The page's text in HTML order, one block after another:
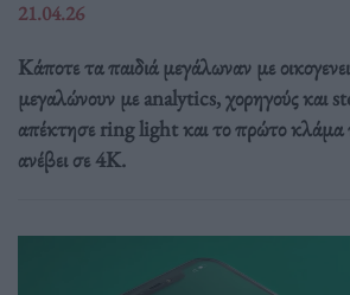
21.04.26
Κάποτε τα παιδιά μεγάλωναν με
μεγαλώνουν με analytics, χορηγούς και
απέκτησε ring light και το πρώτο κλάμα
ανέβει σε 4K.